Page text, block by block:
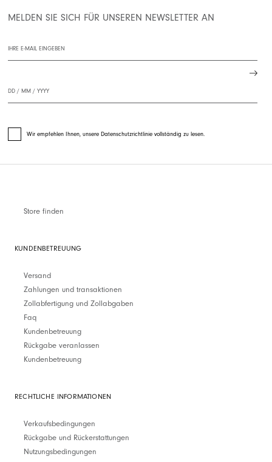
MELDEN SIE SICH FÜR UNSEREN NEWSLETTER AN
Wir empfehlen Ihnen, unsere Datenschutzrichtlinie vollständig zu lesen.
Store finden
KUNDENBETREUUNG
Versand
Zahlungen und transaktionen
Zollabfertigung und Zollabgaben
Faq
Kundenbetreuung
Rückgabe veranlassen
Kundenbetreuung
RECHTLICHE INFORMATIONEN
Verkaufsbedingungen
Rückgabe und Rückerstattungen
Nutzungsbedingungen